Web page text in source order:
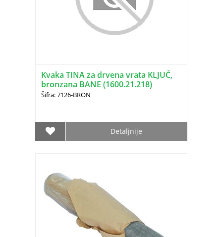
Kvaka TINA za drvena vrata KLJUČ,
bronzana BANE (1600.21.218)
Šifra: 7126-BRON
Detaljnije